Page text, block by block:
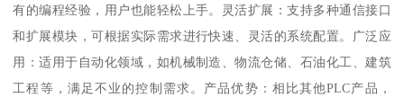
有的编程经验，用户也能轻松上手。灵活扩展：支持多种通信接口
和扩展模块，可根据实际需求进行快速、灵活的系统配置。广泛应
用：适用于自动化领域，如机械制造、物流仓储、石油化工、建筑
工程等，满足不业的控制需求。产品优势：相比其他PLC产品，